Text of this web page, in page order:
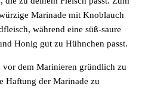
Marinade mit Knoblauch
während eine süß-saure
Honig gut zu Hühnchen passt.
vor dem Marinieren gründlich zu
Haftung der Marinade zu